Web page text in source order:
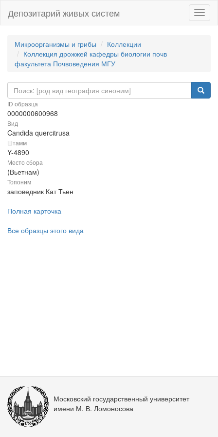
Депозитарий живых систем
Микроорганизмы и грибы
Коллекции
Коллекция дрожжей кафедры биологии почв
факультета Почвоведения МГУ
ID образца
0000000600968
Вид
Candida quercitrusa
Штамм
Y-4890
Место сбора
(Вьетнам)
Топоним
заповедник Кат Тьен
Полная карточка
Все образцы этого вида
Московский государственный университет
имени М. В. Ломоносова